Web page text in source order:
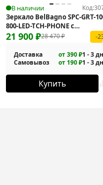
В наличии Код:
Зеркало BelBagno SPC-GRT-
800-LED-TCH-PHONE с
подсветкой28 470₽
21 900 ₽ -
Доставка от 390 ₽1 - 3
Самовывоз
от 190 ₽1 - 3
Купить